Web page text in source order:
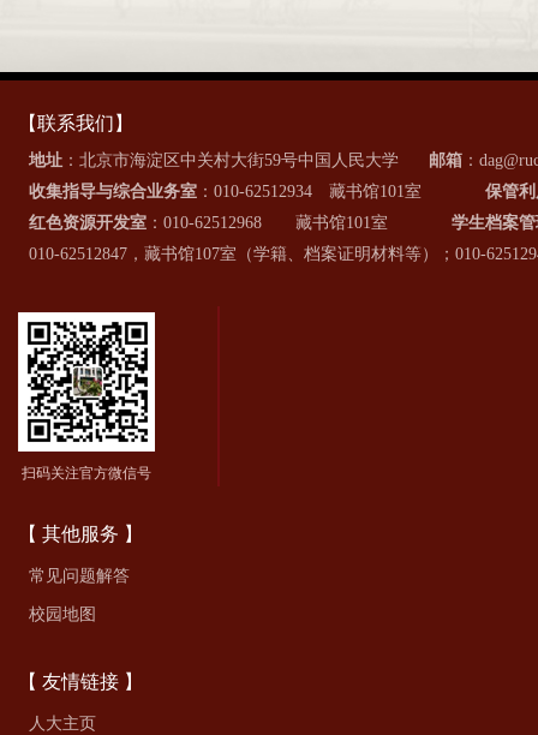
【联系我们】
地址 ：北京市海淀区中关村大街59号中国人民大学 邮箱 ：
收集指导与综合业务室 ：010-62512934 藏书馆101室
保管
红色资源开发室 ：010-62512968 藏书馆101室
学生档案
010-62512847，藏书馆107室（学籍、档案证明材料等）；010-
扫码关注官方微信号
【 其他服务 】
常见问题解答
校园地图
【 友情链接 】
人大主页